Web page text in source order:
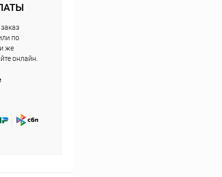
по
же
онлайн.